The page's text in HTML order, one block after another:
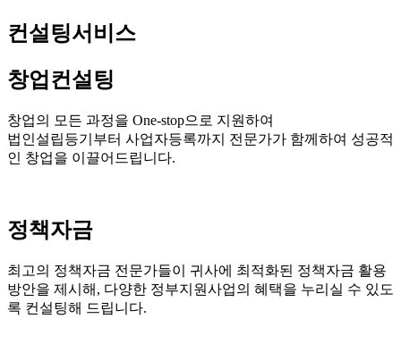
컨설팅서비스
창업컨설팅
창업의 모든 과정을 One-stop으로 지원하여
법인설립등기부터 사업자등록까지 전문가가 함께하여 성공적
인 창업을 이끌어드립니다.
정책자금
최고의 정책자금 전문가들이 귀사에 최적화된 정책자금 활용
방안을 제시해, 다양한 정부지원사업의 혜택을 누리실 수 있도
록 컨설팅해 드립니다.